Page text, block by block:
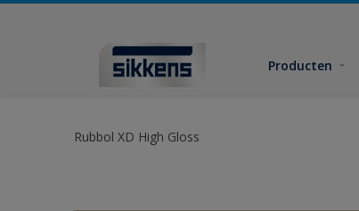
Producten
Rubbol XD High Gloss